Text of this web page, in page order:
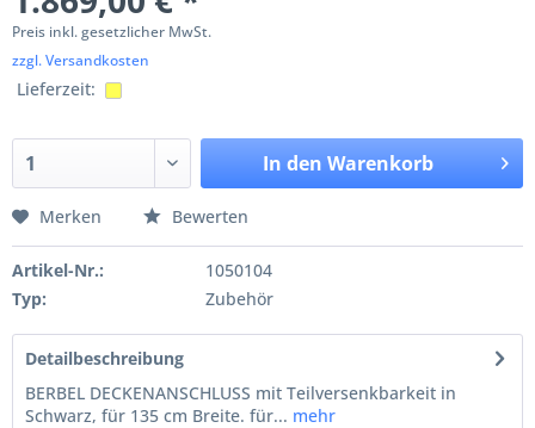
Preis inkl. gesetzlicher MwSt.
zzgl. Versandkosten
Lieferzeit:
In den Warenkorb
Merken Bewerten
Artikel-Nr.:
1050104
Typ:
Zubehör
Detailbeschreibung
BERBEL DECKENANSCHLUSS mit Teilversenkbarkeit in
Schwarz, für 135 cm Breite. für... mehr